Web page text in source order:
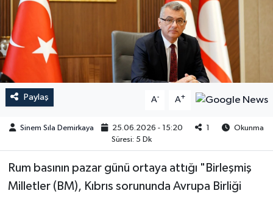
Paylaş A- A+
Sinem Sıla Demirkaya 25.06.2026 - 15:20 1
Okunma
Süresi: 5 Dk
Rum basının pazar günü ortaya attığı "Birleşmiş
Milletler (BM), Kıbrıs sorununda Avrupa Birliği